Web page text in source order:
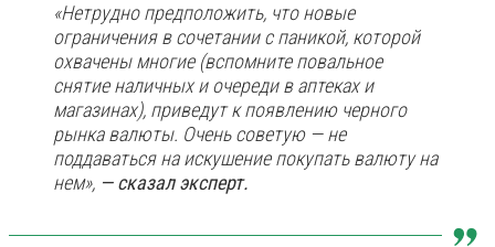
«Нетрудно предположить, что новые
ограничения в сочетании с паникой, которой
охвачены многие (вспомните повальное
снятие наличных и очереди в аптеках и
магазинах), приведут к появлению черного
рынка валюты. Очень советую — не
поддаваться на искушение покупать валюту на
нем», — сказал эксперт.